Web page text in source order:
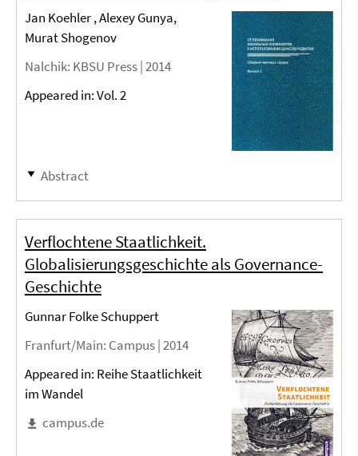
Jan Koehler , Alexey Gunya,
Murat Shogenov
Nalchik: KBSU Press |2014
Appeared in: Vol. 2
Abstract
Verflochtene Staatlichkeit.
Globalisierungsgeschichte als Governance-
Geschichte
Gunnar Folke Schuppert
Franfurt/Main: Campus |2014
Appeared in: Reihe Staatlichkeit
im Wandel
campus.de